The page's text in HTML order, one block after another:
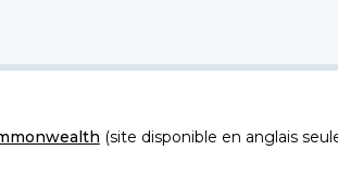
(site disponible en anglais